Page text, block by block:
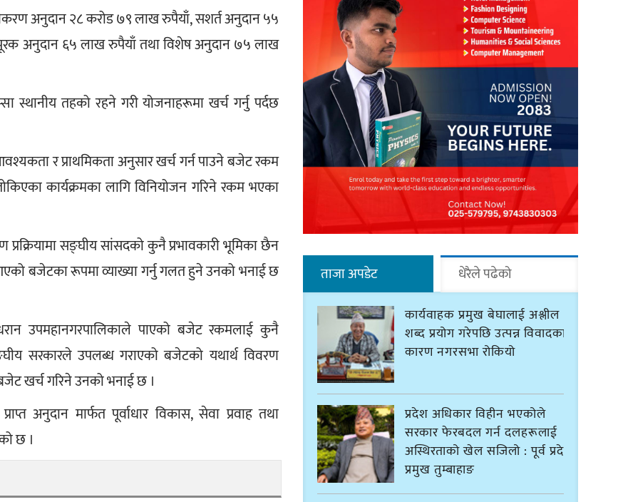
अनुदान २८ करोड ७९ लाख रुपैयाँ, सशर्त अनुदान ५५
अनुदान ६५ लाख रुपैयाँ तथा विशेष अनुदान ७५ लाख
स्थानीय तहको रहने गरी योजनाहरूमा खर्च गर्नु पर्दछ
र प्राथमिकता अनुसार खर्च गर्न पाउने बजेट रकम
कार्यक्रमका लागि विनियोजन गरिने रकम भएका
सङ्घीय सांसदको कुनै प्रभावकारी भूमिका छैन
बजेटका रूपमा व्याख्या गर्नु गलत हुने उनको भनाई छ
उपमहानगरपालिकाले पाएको बजेट रकमलाई कुनै
सरकारले उपलब्ध गराएको बजेटको यथार्थ विवरण
खर्च गरिने उनको भनाई छ ।
अनुदान मार्फत पूर्वाधार विकास, सेवा प्रवाह तथा
छ ।
ताजा अपडेट धेरैले पढेको
कार्यवाहक प्रमुख बेघालाई अश्लील
शब्द प्रयोग गरेपछि उत्पन्न विवादका
कारण नगरसभा रोकियो
प्रदेश अधिकार विहीन भएकोले
सरकार फेरबदल गर्न दलहरूलाई
अस्थिरताको खेल सजिलो : पूर्व प्रदेश
प्रमुख तुम्बाहाङ